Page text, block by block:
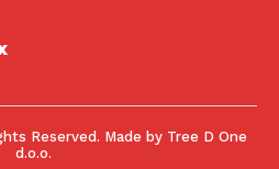
Reserved. Made by Tree D One
d.o.o.